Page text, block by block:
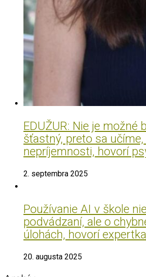
EDUŽUR: Nie je možné
šťastný, preto sa
nepríjemnosti, hovorí
2. septembra 2025
Používanie AI v škole
podvádzaní, ale o
úlohách, hovorí expertka
20. augusta 2025